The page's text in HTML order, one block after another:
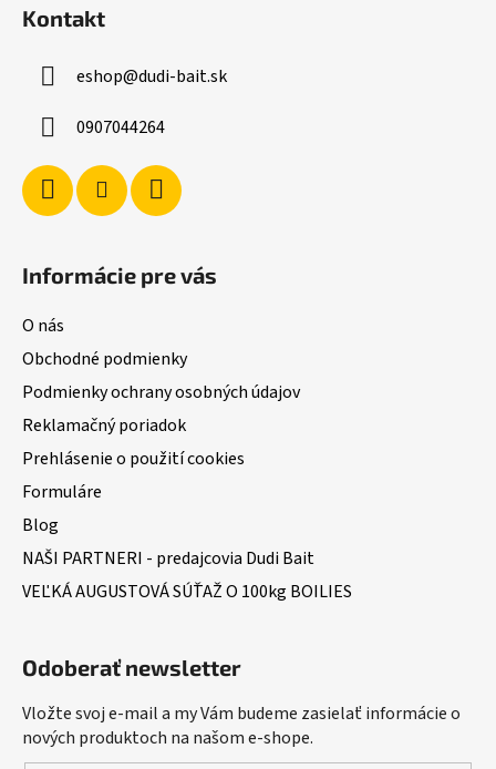
Kontakt
eshop@dudi-bait.sk
0907044264
Informácie pre vás
O nás
Obchodné podmienky
Podmienky ochrany osobných údajov
Reklamačný poriadok
Prehlásenie o použití cookies
Formuláre
Blog
NAŠI PARTNERI - predajcovia Dudi Bait
VEĽKÁ AUGUSTOVÁ SÚŤAŽ O 100kg BOILIES
Odoberať newsletter
Vložte svoj e-mail a my Vám budeme zasielať informácie o
nových produktoch na našom e-shope.